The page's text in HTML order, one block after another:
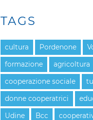
TAGS
cultura Pordenone
formazione agricoltura
cooperazione sociale
donne cooperatrici
Udine Bcc